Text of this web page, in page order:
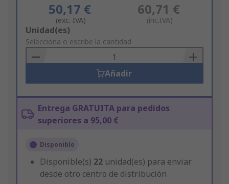
50,17 €
(exc. IVA)
60,71 €
(inc.IVA)
Add
to
Basket
Unidad(es)
Selecciona o escribe la cantidad
Añadir
Entrega GRATUITA para pedidos
superiores a 95,00 €
Disponible
Disponible(s) 22 unidad(es) para enviar
desde otro centro de distribución